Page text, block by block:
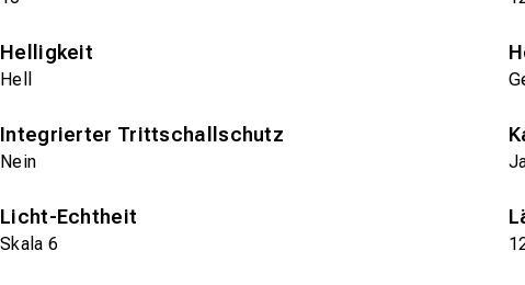
Helligkeit
Hell
Integrierter Trittschallschutz
Nein
Licht-Echtheit
Skala 6